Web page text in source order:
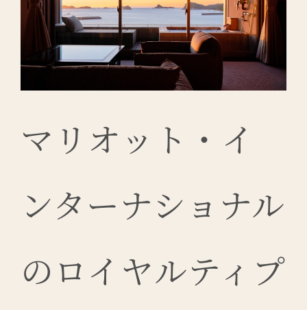
マリオット・イ
ンターナショナル
のロイヤルティプ